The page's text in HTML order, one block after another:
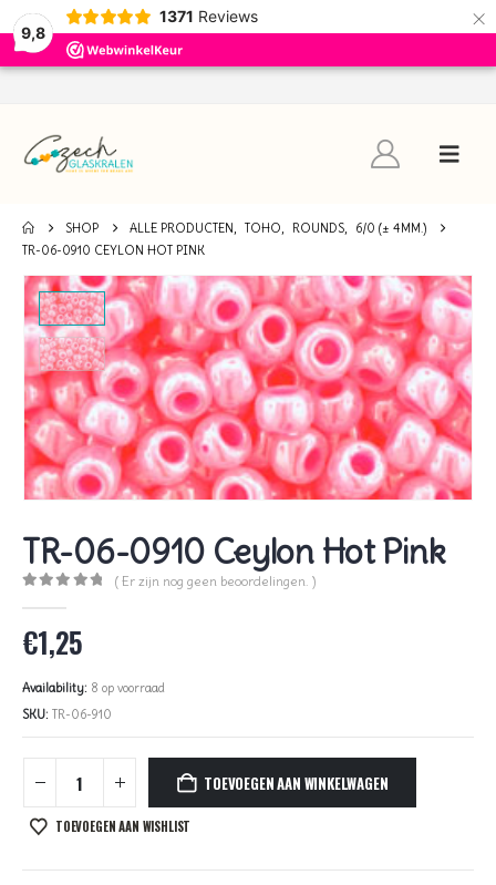
9,8
1371 Reviews ×
SHOP ALLE PRODUCTEN, TOHO, ROUNDS,
6/0 (± 4MM.)
TR-06-0910 CEYLON HOT PINK
TR-06-0910 Ceylon Hot Pink
( Er zijn nog geen beoordelingen. )
€1,25
Availability: 8 op voorraad
SKU: TR-06-910
TOEVOEGEN AAN WINKELWAGEN
TOEVOEGEN AAN WISHLIST